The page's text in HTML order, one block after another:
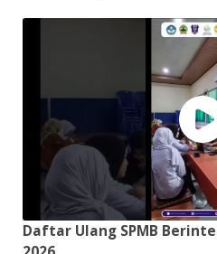
Daftar Ulang SPMB